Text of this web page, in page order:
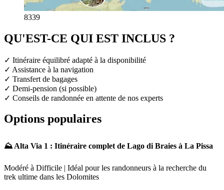
8339
QU'EST-CE QUI EST INCLUS ?
✓ Itinéraire équilibré adapté à la disponibilité
✓ Assistance à la navigation
✓ Transfert de bagages
✓ Demi-pension (si possible)
✓ Conseils de randonnée en attente de nos experts
Options populaires
⛰️ Alta Via 1 : Itinéraire complet de Lago di Braies à La Pissa
Modéré à Difficile | Idéal pour les randonneurs à la recherche du
trek ultime dans les Dolomites